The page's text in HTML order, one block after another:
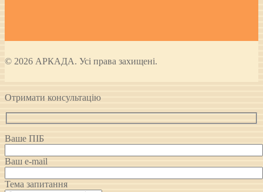
© 2026 АРКАДА. Усі права захищені.
Отримати консультацію
Ваше ПІБ
Ваш e-mail
Тема запитання